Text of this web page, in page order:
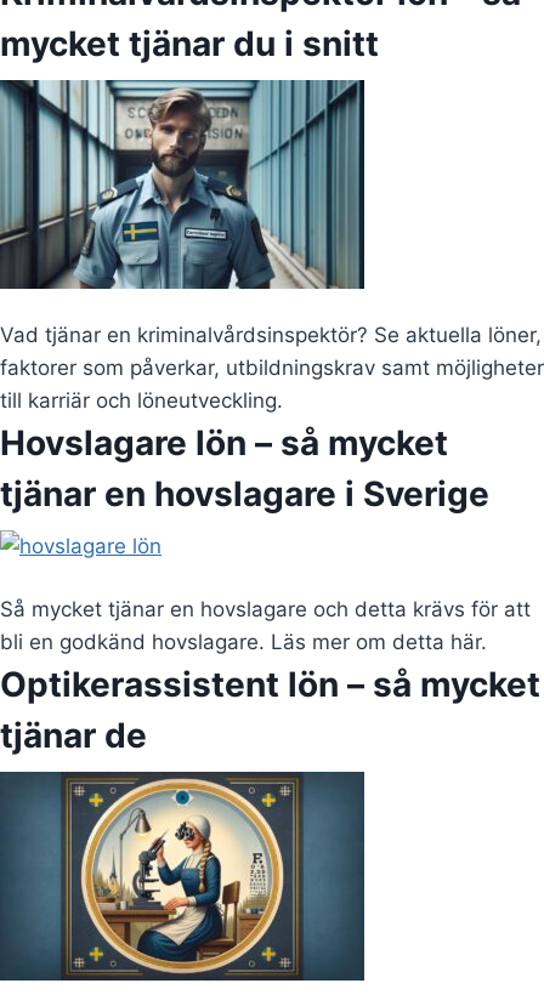
mycket tjänar du i snitt
Vad tjänar en kriminalvårdsinspektör? Se aktuella löner,
faktorer som påverkar, utbildningskrav samt möjligheter
till karriär och löneutveckling.
Hovslagare lön – så mycket
tjänar en hovslagare i Sverige
Så mycket tjänar en hovslagare och detta krävs för att
bli en godkänd hovslagare. Läs mer om detta här.
Optikerassistent lön – så mycket
tjänar de